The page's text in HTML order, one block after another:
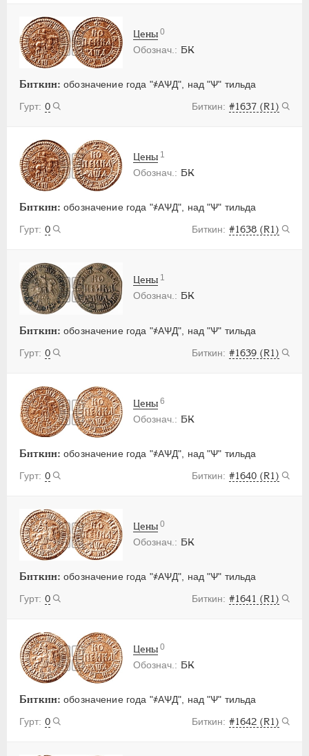
БК
Биткин: обозначение года "҂АѰД", над "Ѱ" тильда
0
#1637 (R1)
Цены 0
БК
Биткин: обозначение года "҂АѰД", над "Ѱ" тильда
0
#1638 (R1)
Цены 1
БК
Биткин: обозначение года "҂АѰД", над "Ѱ" тильда
0
#1639 (R1)
Цены 1
БК
Биткин: обозначение года "҂АѰД", над "Ѱ" тильда
0
#1640 (R1)
Цены 6
БК
Биткин: обозначение года "҂АѰД", над "Ѱ" тильда
0
#1641 (R1)
Цены 0
БК
Биткин: обозначение года "҂АѰД", над "Ѱ" тильда
0
#1642 (R1)
Цены 0